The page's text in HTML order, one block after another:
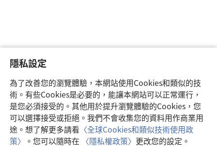
隱私設定
為了改善您的瀏覽體驗，本網站使用Cookies和類似的技
術。有些Cookies是必要的，能讓本網站可以正常運行，
是您必須接受的。其他用於提升瀏覽體驗的Cookies，您
可以選擇接受或拒絕。我們不會收集您的資料用作商業用
途。想了解更多請看 〈全球Cookies和類似技術使用政
策〉 。您可以隨時在 〈隱私權政策〉 更改您的設定。